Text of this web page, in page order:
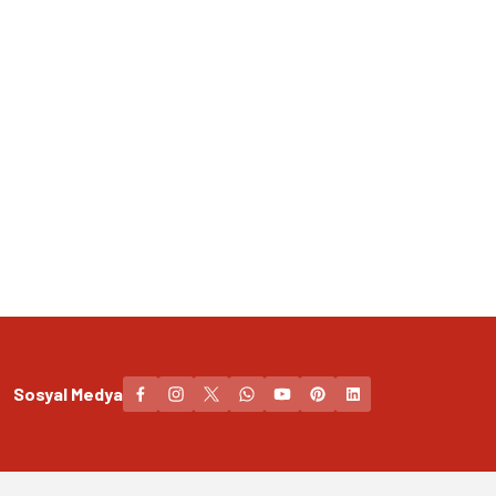
Sosyal Medya